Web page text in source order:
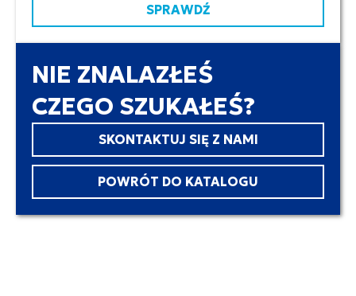
SPRAWDŹ
NIE ZNALAZŁEŚ
CZEGO SZUKAŁEŚ?
SKONTAKTUJ SIĘ Z NAMI
POWRÓT DO KATALOGU